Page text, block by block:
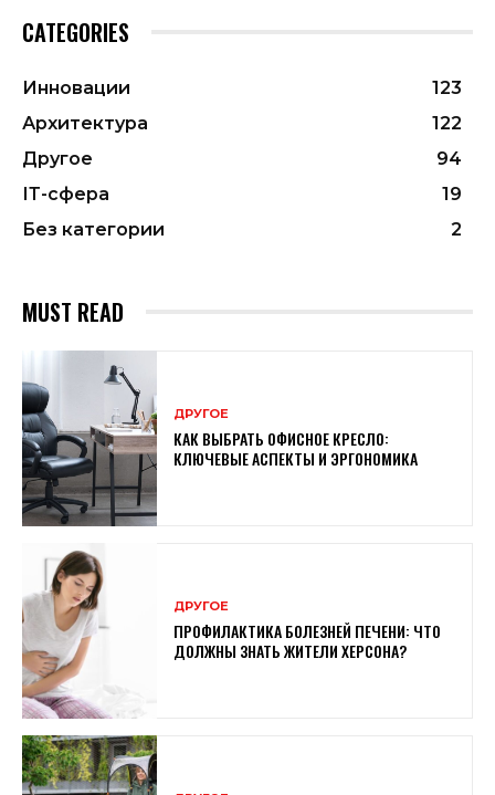
CATEGORIES
Инновации
123
Архитектура
122
Другое
94
ІТ-сфера
19
Без категории
2
MUST READ
ДРУГОЕ
КАК ВЫБРАТЬ ОФИСНОЕ КРЕСЛО:
КЛЮЧЕВЫЕ АСПЕКТЫ И ЭРГОНОМИКА
ДРУГОЕ
ПРОФИЛАКТИКА БОЛЕЗНЕЙ ПЕЧЕНИ: ЧТО
ДОЛЖНЫ ЗНАТЬ ЖИТЕЛИ ХЕРСОНА?